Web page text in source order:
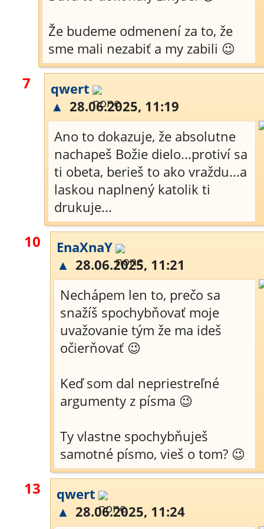
Že budeme odmenení za to, že
sme mali nezabiť a my zabili 😉
7
qwert
▲ 28.06.2025, 11:19
Ano to dokazuje, že absolutne
nachapeš Božie dielo...protiví sa
ti obeta, berieš to ako vraždu...a
laskou naplnený katolik ti
drukuje...
10
EnaXnaY
▲ 28.06.2025, 11:21
Nechápem len to, prečo sa
snažíš spochybňovať moje
uvažovanie tým že ma ideš
očierňovať 😉
Keď som dal nepriestreľné
argumenty z písma 😉
Ty vlastne spochybňuješ
samotné písmo, vieš o tom? 😉
13
qwert
▲ 28.06.2025, 11:24